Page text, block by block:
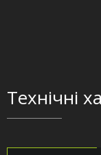
Технічні